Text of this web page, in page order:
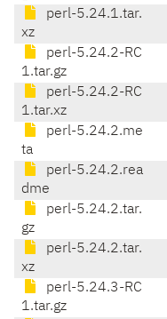
perl-5.24.1.tar.
xz
perl-5.24.2-RC
1.tar.gz
perl-5.24.2-RC
1.tar.xz
perl-5.24.2.me
ta
perl-5.24.2.rea
dme
perl-5.24.2.tar.
gz
perl-5.24.2.tar.
xz
perl-5.24.3-RC
1.tar.gz